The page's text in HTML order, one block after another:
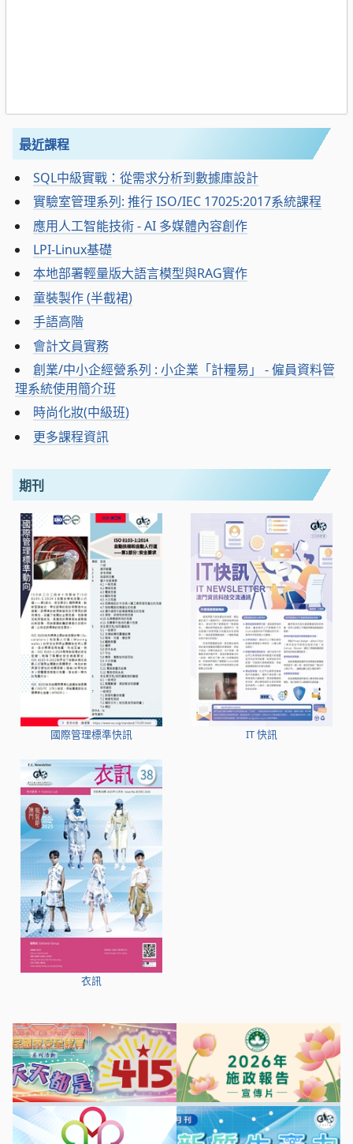
最近課程
SQL中級實戰：從需求分析到數據庫設計
實驗室管理系列: 推行 ISO/IEC 17025:2017系統課程
應用人工智能技術 - AI 多媒體內容創作
LPI-Linux基礎
本地部署輕量版大語言模型與RAG實作
童裝製作 (半截裙)
手語高階
會計文員實務
創業/中小企經營系列 : 小企業「計糧易」 - 僱員資料管
理系統使用簡介班
時尚化妝(中級班)
更多課程資訊
期刊
國際管理標準快訊 IT 快訊
衣訊